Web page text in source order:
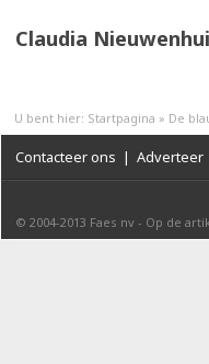
Claudia
U bent hier: Startpagina » De
Contacteer ons | Adverteer
© 2004-2013 Faes nv - Op de